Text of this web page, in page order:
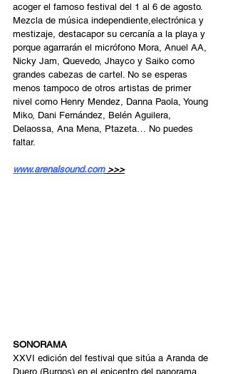
acoger el famoso festival del 1 al 6 de agosto.
Mezcla de música independiente,electrónica y
mestizaje, destacapor su cercanía a la playa y
porque agarrarán el micrófono Mora, Anuel AA,
Nicky Jam, Quevedo, Jhayco y Saiko como
grandes cabezas de cartel. No se esperas
menos tampoco de otros artistas de primer
nivel como Henry Mendez, Danna Paola, Young
Miko, Dani Fernández, Belén Aguilera,
Delaossa, Ana Mena, Ptazeta… No puedes
faltar.
www.arenalsound.com >>>
SONORAMA
XXVI edición del festival que sitúa a Aranda de
Duero (Burgos) en el epicentro del panorama